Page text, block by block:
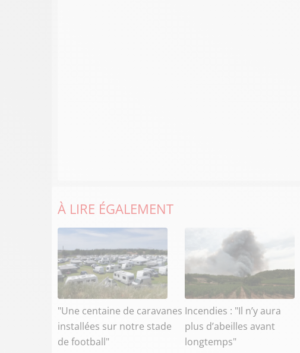
À LIRE ÉGALEMENT
"Une centaine de caravanes
installées sur notre stade
de football"
Incendies : "Il n’y aura
plus d’abeilles avant
longtemps"